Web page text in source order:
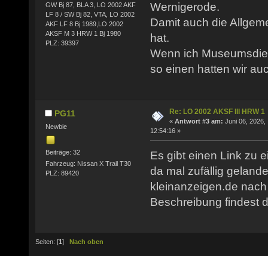
GW Bj 87, BLA 3, LO 2002 AKF
LF 8 / SW Bj 82, VTA, LO 2002
AKF LF 8 Bj 1989,LO 2002
AKSF M 3 HRW 1 Bj 1980
PLZ: 39397
Wernigerode.
Damit auch die
hat.
Wenn ich
so einen hatten wir
PG11
Newbie
Beiträge: 32
Fahrzeug: Nissan X Trail T30
PLZ: 89420
Re: LO 2002 AKSF III HRW 1
« Antwort #3 am: Juni 06, 2026,
12:54:16 »
Es gibt einen Link zu
da mal zufällig
kleinanzeigen.de
Beschreibung findest
Seiten: [1 ] Nach oben